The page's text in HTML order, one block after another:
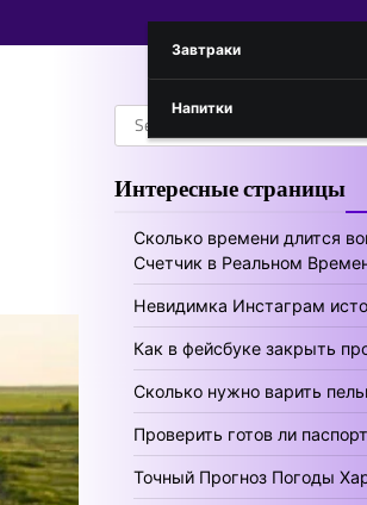
Завтраки
Напитки
Search
for:
Интересные страницы
Сколько времени длится
Счетчик в Реальном
Невидимка Инстаграм
Как в фейсбуке закрыть
Сколько нужно варить
Проверить готов ли паспорт
Точный Прогноз Погоды